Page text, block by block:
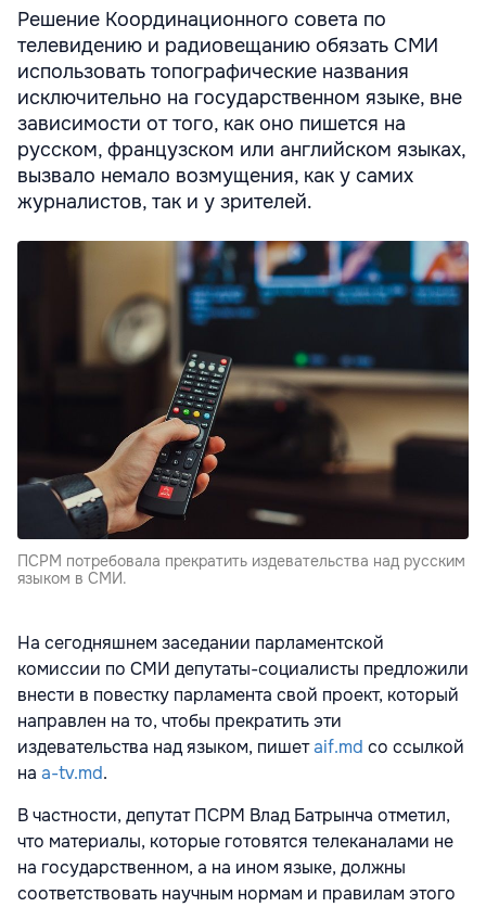
Решение Координационного совета по
телевидению и радиовещанию обязать СМИ
использовать топографические названия
исключительно на государственном языке, вне
зависимости от того, как оно пишется на
русском, французском или английском языках,
вызвало немало возмущения, как у самих
журналистов, так и у зрителей.
ПСРМ потребовала прекратить издевательства над русским
языком в СМИ.
На сегодняшнем заседании парламентской
комиссии по СМИ депутаты-социалисты предложили
внести в повестку парламента свой проект, который
направлен на то, чтобы прекратить эти
издевательства над языком, пишетaif.md со ссылкой
на a-tv.md.
В частности, депутат ПСРМ Влад Батрынча отметил,
что материалы, которые готовятся телеканалами не
на государственном, а на ином языке, должны
соответствовать научным нормам и правилам этого